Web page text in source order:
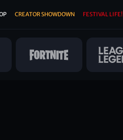
CREATOR SHOWDOWN FESTIVAL LIFE!